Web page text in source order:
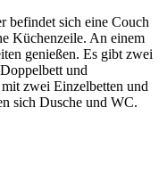
befindet sich eine Couch
Küchenzeile. An einem
genießen. Es gibt zwei
und
zwei Einzelbetten und
sich Dusche und WC.